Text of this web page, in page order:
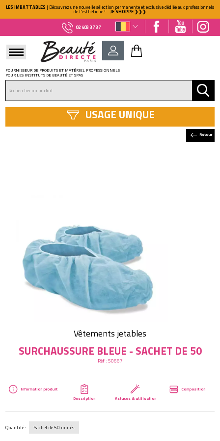
LES IMBATTABLES | Découvrez une nouvelle sélection permanente et exclusive dédiée aux professionnels
de l'esthétique ! JE SHOPPE ❯❯❯
02 403 37 37
FOURNISSEUR DE PRODUITS ET MATÉRIEL PROFESSIONNELS
POUR LES INSTITUTS DE BEAUTÉ ET SPAS
Retour
USAGE UNIQUE
Vêtements jetables
SURCHAUSSURE BLEUE - SACHET DE 50
Réf :50667
Information produit
Description
Astuces & utilisation
Composition
Quantité : Sachet de 50 unités